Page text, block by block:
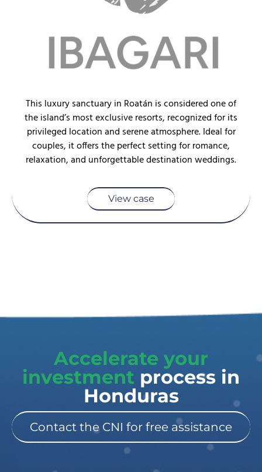
This luxury sanctuary in Roatán is considered one of
the island’s most exclusive resorts, recognized for its
privileged location and serene atmosphere. Ideal for
couples, it offers the perfect setting for romance,
relaxation, and unforgettable destination weddings.
View case
Accelerate your
investment process in
Honduras
Contact the CNI for free assistance